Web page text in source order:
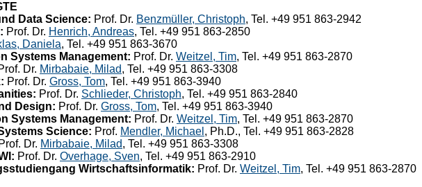
Data Science: Prof. Dr. Benzmüller, Christoph, Tel. +49 951 863-2942
Prof. Dr. Henrich, Andreas, Tel. +49 951 863-2850
Daniela, Tel. +49 951 863-3670
Systems Management: Prof. Dr. Weitzel, Tim, Tel. +49 951 863-2870
Dr. Mirbabaie, Milad, Tel. +49 951 863-3308
Prof. Dr. Gross, Tom, Tel. +49 951 863-3940
Prof. Dr. Schlieder, Christoph, Tel. +49 951 863-2840
Design: Prof. Dr. Gross, Tom, Tel. +49 951 863-3940
Systems Management: Prof. Dr. Weitzel, Tim, Tel. +49 951 863-2870
Science: Prof. Mendler, Michael , Ph.D., Tel. +49 951 863-2828
Prof. Dr. Mirbabaie, Milad, Tel. +49 951 863-3308
Prof. Dr. Overhage, Sven, Tel. +49 951 863-2910
Wirtschaftsinformatik: Prof. Dr. Weitzel, Tim, Tel. +49 951 863-2870